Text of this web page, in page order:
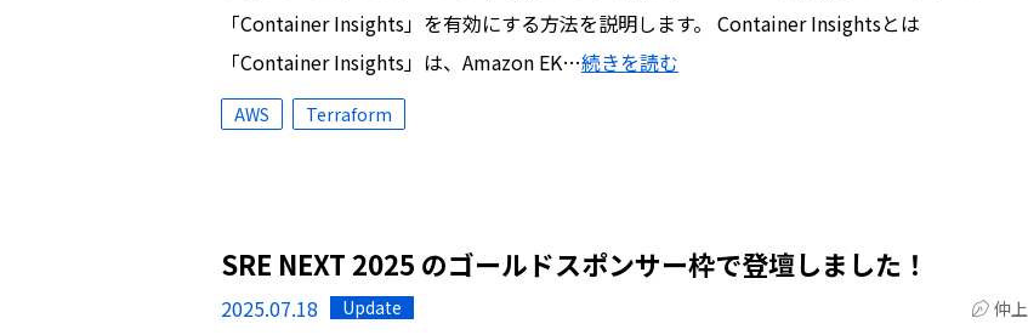
「Container Insights」を有効にする方法を説明します。 Container Insightsとは
「Container Insights」は、Amazon EK…続きを読む
AWS Terraform
SRE NEXT 2025 のゴールドスポンサー枠で登壇しました！
2025.07.18 Update 仲上